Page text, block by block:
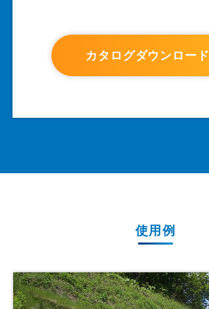
カタログダウンロード
使用例